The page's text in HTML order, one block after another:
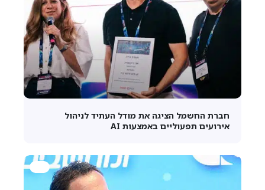
חברת החשמל הציגה את מודל העתיד לניהול
אירועים תפעוליים באמצעות AI